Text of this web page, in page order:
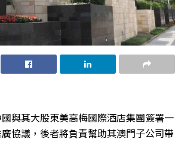
與其大股東美高梅國際酒店集團簽署一
協議，後者將負責幫助其澳門子公司帶